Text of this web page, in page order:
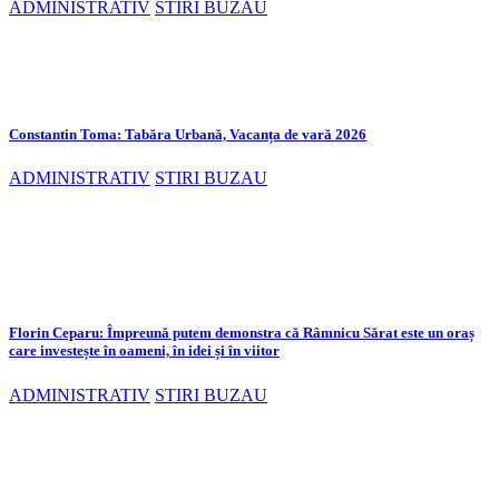
ADMINISTRATIV STIRI BUZAU
Constantin Toma: Tabăra Urbană, Vacanța de vară 2026
ADMINISTRATIV STIRI BUZAU
Florin Ceparu: Împreună putem demonstra că Râmnicu Sărat este un oraș
care investește în oameni, în idei și în viitor
ADMINISTRATIV STIRI BUZAU